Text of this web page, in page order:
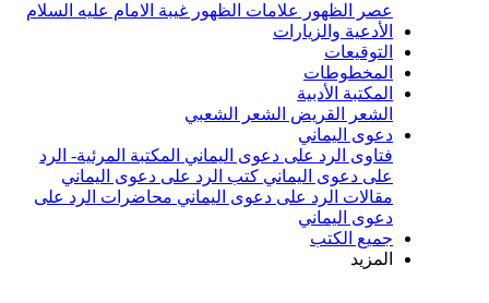
علامات الظهورغيبة الامام عليه السلام
والزيارات
الأدبية
الشعر الشعبي
اليماني
الرد على دعوى اليماني المكتبة المرئية- الرد
دعوى اليماني كتب الرد على دعوى اليماني
الرد على دعوى اليماني محاضرات الرد على